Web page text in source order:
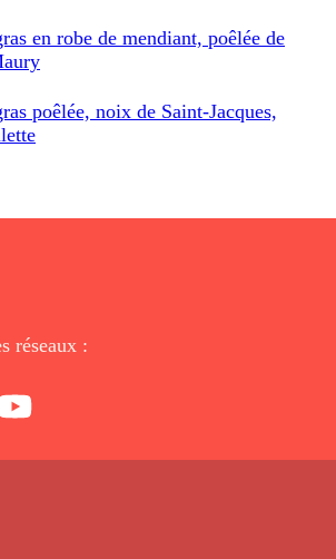
en robe de mendiant, poêlée de
poêlée, noix de Saint-Jacques,
réseaux :